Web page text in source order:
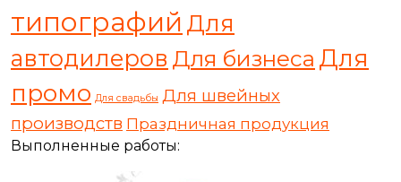
типографий Для
автодилеров Для бизнеса Для
промо Для свадьбы Для швейных
производств Праздничная продукция
Выполненные работы: